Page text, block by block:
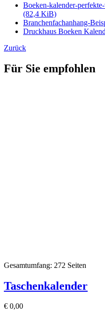
Boeken-kalender-
(82,4 KiB)
Branchenfachanhang-
Druckhaus Boeken
Zurück
Für Sie empfohlen
Gesamtumfang: 272 Seiten
Taschenkalender
€ 0,00